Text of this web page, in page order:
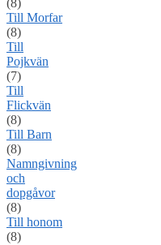
(8)
Till Morfar
(8)
Till
Pojkvän
(7)
Till
Flickvän
(8)
Till Barn
(8)
Namngivning
och
dopgåvor
(8)
Till honom
(8)